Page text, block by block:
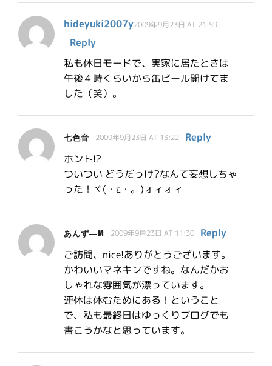
hideyuki2007y2009年9月23日 AT 21:59
Reply
私も休日モードで、実家に居たときは
午後４時くらいから缶ビール開けてま
した（笑）。
七色音 2009年9月23日 AT 13:22
Reply
ホント!?
ついつい どうだっけ?なんて妄想しちゃ
った！ヾ(・ε・。)ォィォィ
あんず―M 2009年9月23日 AT 11:30
Reply
ご訪問、nice!ありがとうございます。
かわいいマネキンですね。なんだかお
しゃれな雰囲気が漂っています。
連休は休むためにある！ということ
で、私も最終日はゆっくりブログでも
書こうかなと思っています。